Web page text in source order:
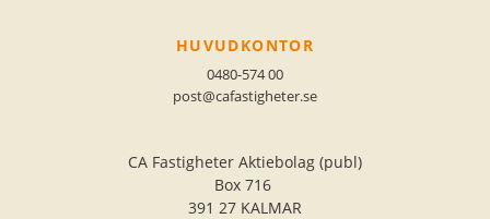
HUVUDKONTOR
0480-574 00
post@cafastigheter.se
CA Fastigheter Aktiebolag (publ)
Box 716
391 27 KALMAR